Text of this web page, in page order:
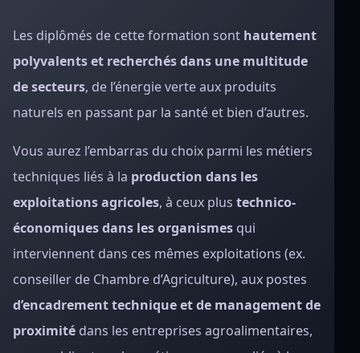
Les diplômés de cette formation sont hautement
polyvalents et recherchés dans une multitude
de secteurs, de l’énergie verte aux produits
naturels en passant par la santé et bien d’autres.
Vous aurez l’embarras du choix parmi les métiers
techniques liés à la production dans les
exploitations agricoles, à ceux plus technico-
économiques dans les organismes qui
interviennent dans ces mêmes exploitations (ex.
conseiller de Chambre d’Agriculture), aux postes
d’encadrement technique et de management de
proximité dans les entreprises agroalimentaires,